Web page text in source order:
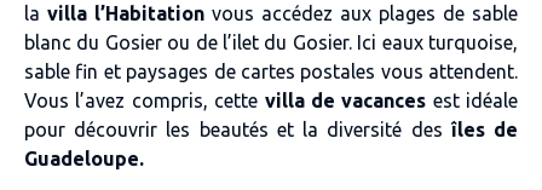
la villa l’Habitation vous accédez aux plages de sable
blanc du Gosier ou de l’ilet du Gosier. Ici eaux turquoise,
sable fin et paysages de cartes postales vous attendent.
Vous l’avez compris, cette villa de vacances est idéale
pour découvrir les beautés et la diversité des îles de
Guadeloupe.